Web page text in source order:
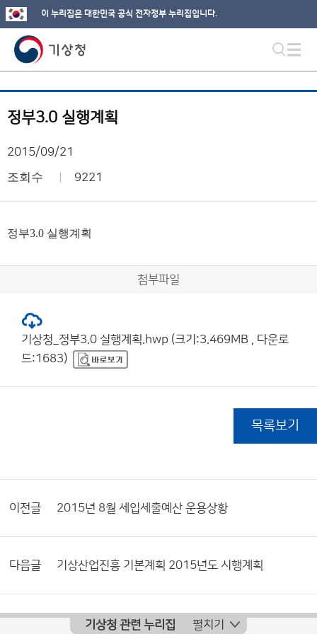
이 누리집은 대한민국 공식 전자정부 누리집입니다.
정부3.0 실행계획
2015/09/21
조회수 9221
정부3.0 실행계획
첨부파일
기상청_정부3.0 실행계획.hwp (크기:3.469MB , 다운로
드:1683)
목록보기
이전글 2015년 8월 세입세출예산 운용상황
다음글 기상산업진흥 기본계획 2015년도 시행계획
기상청 관련 누리집 펼치기